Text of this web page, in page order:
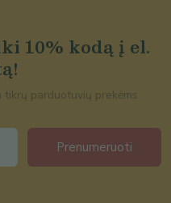
10% kodą į el.
parduotuvių prekėms
Prenumeruoti